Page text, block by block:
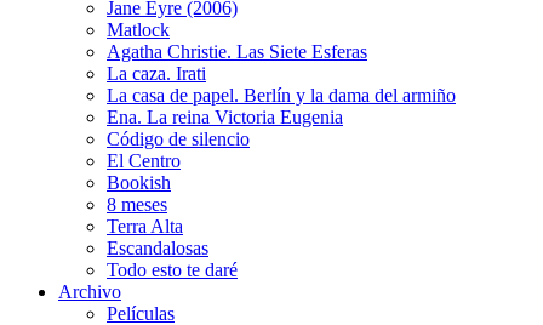
Jane Eyre (2006)
Matlock
Agatha Christie. Las Siete Esferas
La caza. Irati
La casa de papel. Berlín y la dama del armiño
Ena. La reina Victoria Eugenia
Código de silencio
El Centro
Bookish
8 meses
Terra Alta
Escandalosas
Todo esto te daré
Archivo
Películas